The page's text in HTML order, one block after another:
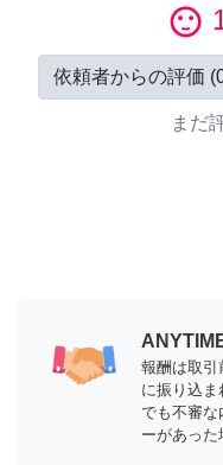
sentiment_satisfied
依頼者からの評価 (
まだ
報酬は取引
に振り込ま
でも不審な
ーがあった